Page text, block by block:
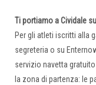
Ti portiamo a Cividale
Per gli atleti iscritti alla
segreteria o su
servizio navetta
la zona di partenza: le